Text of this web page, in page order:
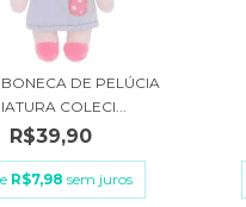
DE PELÚCIA
COLECI...
R$39,90
R$7,98 sem juros